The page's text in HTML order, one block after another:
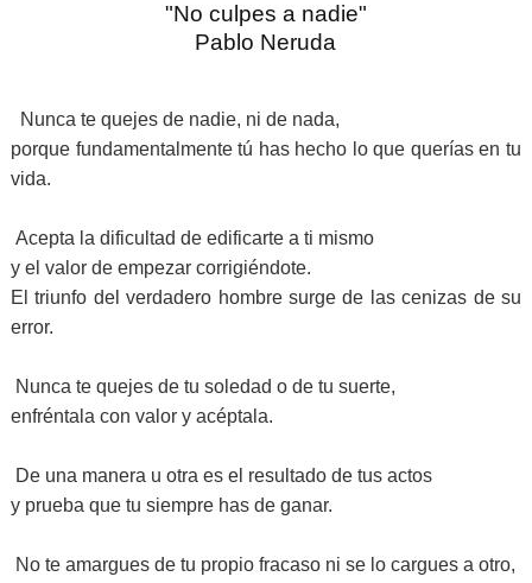
"No culpes a nadie"
Pablo Neruda
Nunca te quejes de nadie, ni de nada,
porque fundamentalmente tú has hecho lo que querías en tu
vida.
Acepta la dificultad de edificarte a ti mismo
y el valor de empezar corrigiéndote.
El triunfo del verdadero hombre surge de las cenizas de su
error.
Nunca te quejes de tu soledad o de tu suerte,
enfréntala con valor y acéptala.
De una manera u otra es el resultado de tus actos
y prueba que tu siempre has de ganar.
No te amargues de tu propio fracaso ni se lo cargues a otro,